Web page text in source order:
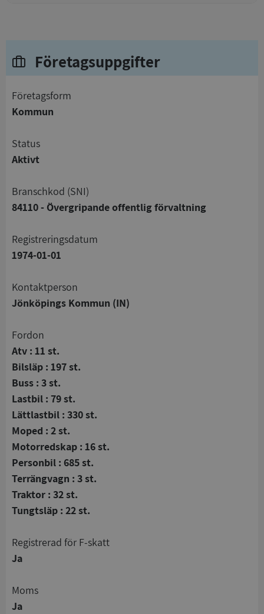
Företagsuppgifter
företagsform
Kommun
status
Aktivt
branschkod (SNI)
84110 - Övergripande offentlig förvaltning
registreringsdatum
1974-01-01
Kontaktperson
Jönköpings Kommun (IN)
Fordon
Atv : 11 st.
Bilsläp : 197 st.
Buss : 3 st.
Lastbil : 79 st.
Lättlastbil : 330 st.
Moped : 2 st.
Motorredskap : 16 st.
Personbil : 685 st.
Terrängvagn : 3 st.
Traktor : 32 st.
Tungtsläp : 22 st.
registrerad för F-skatt
Ja
Moms
Ja